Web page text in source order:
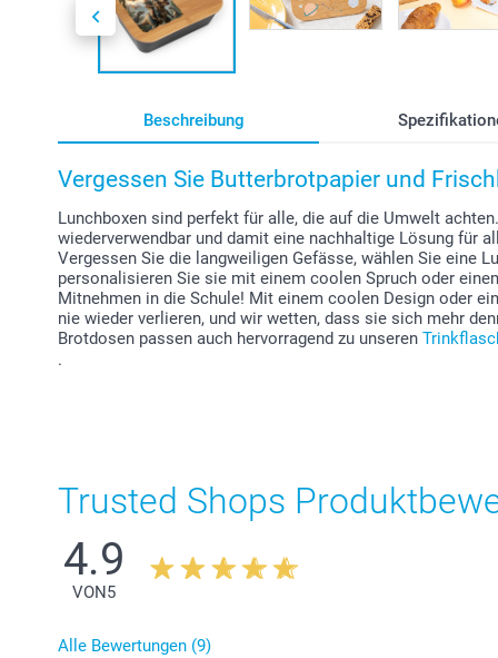
Beschreibung
Vergessen Sie Butterbrotpapier und
Lunchboxen sind perfekt für alle, die auf die Umwelt
wiederverwendbar und damit eine nachhaltige Lösung für
Vergessen Sie die langweiligen Gefässe, wählen Sie eine
personalisieren Sie sie mit einem coolen Spruch oder
Mitnehmen in die Schule! Mit einem coolen Design oder
nie wieder verlieren, und wir wetten, dass sie sich mehr
Brotdosen passen auch hervorragend zu unseren
.
Trusted Shops
4.9
VON 5
Alle Bewertungen (9)